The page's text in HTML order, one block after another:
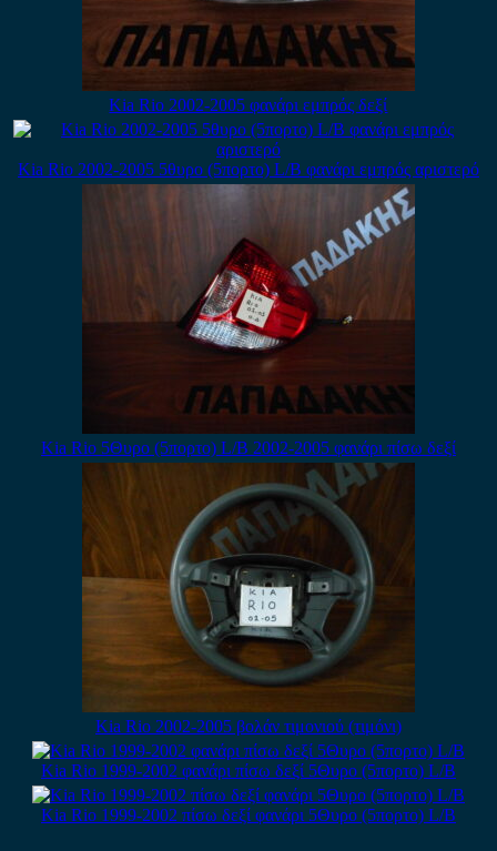
Kia Rio 2002-2005 φανάρι εμπρός δεξί
Kia Rio 2002-2005 5θυρο (5πορτο) L/B φανάρι εμπρός αριστερό
Kia Rio 5Θυρο (5πορτο) L/B 2002-2005 φανάρι πίσω δεξί
Kia Rio 2002-2005 βολάν τιμονιού (τιμόνι)
Kia Rio 1999-2002 φανάρι πίσω δεξί 5Θυρο (5πορτο) L/B
Kia Rio 1999-2002 πίσω δεξί φανάρι 5Θυρο (5πορτο) L/B